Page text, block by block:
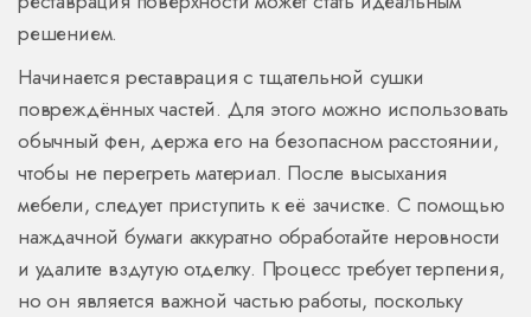
решением.
Начинается реставрация с тщательной сушки
повреждённых частей. Для этого можно использовать
обычный фен, держа его на безопасном расстоянии,
чтобы не перегреть материал. После высыхания
мебели, следует приступить к её зачистке. С помощью
наждачной бумаги аккуратно обработайте неровности
и удалите вздутую отделку. Процесс требует терпения,
но он является важной частью работы, поскольку